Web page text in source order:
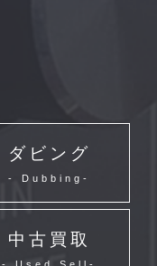
ダビング
- Dubbing-
中古買取